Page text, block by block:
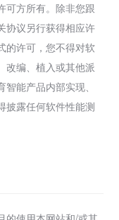
可方所有。除非您跟
协议另行获得相应许
的许可，您不得对软
改编、植入或其他派
能产品内部实现、
披露任何软件性能测